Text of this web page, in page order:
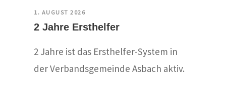
1. AUGUST 2026
2 Jahre Ersthelfer
2 Jahre ist das Ersthelfer-System in
der Verbandsgemeinde Asbach aktiv.